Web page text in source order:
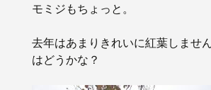
モミジもちょっと。
去年はあまりきれいに紅葉しませ
はどうかな？